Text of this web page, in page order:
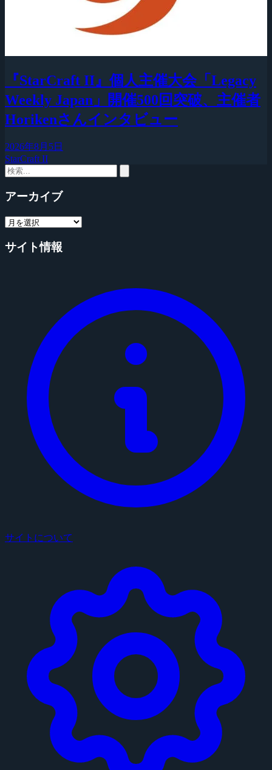
『StarCraft II』個人主催大会「Legacy
Weekly Japan」開催500回突破、主催者
Horikenさんインタビュー
2026年8月5日
StarCraft II
アーカイブ
サイト情報
サイトについて